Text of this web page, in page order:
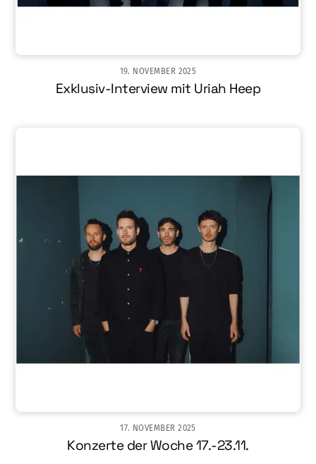
19. NOVEMBER 2025
Exklusiv-Interview mit Uriah Heep
17. NOVEMBER 2025
Konzerte der Woche 17.-23.11.